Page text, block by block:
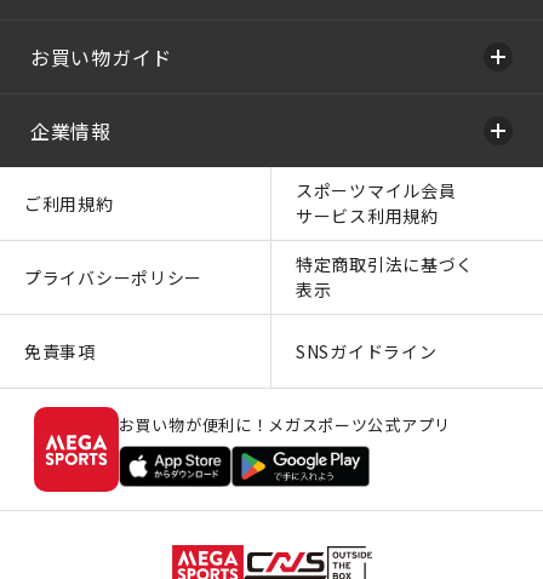
お買い物ガイド
企業情報
ご利用規約
スポーツマイル会員
サービス利用規約
プライバシーポリシー
特定商取引法に基づく
表示
免責事項 SNSガイドライン
お買い物が便利に！メガスポーツ公式アプリ